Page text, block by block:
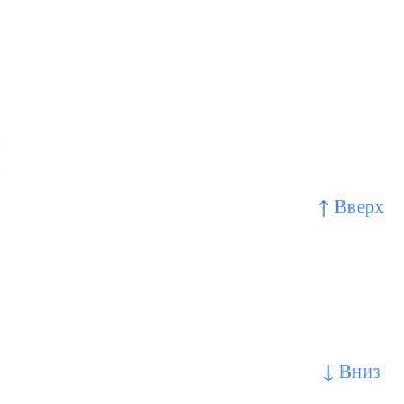
↑ Вверх
↓ Вниз